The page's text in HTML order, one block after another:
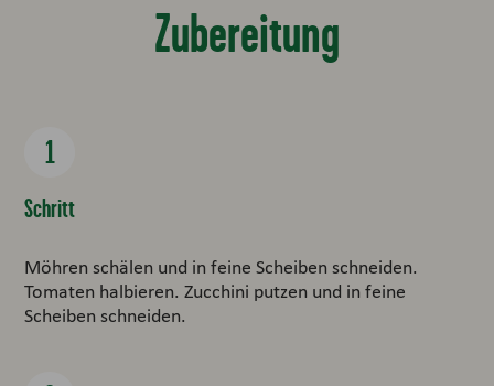
Zubereitung
Schritt
Möhren schälen und in feine Scheiben schneiden.
Tomaten halbieren. Zucchini putzen und in feine
Scheiben schneiden.